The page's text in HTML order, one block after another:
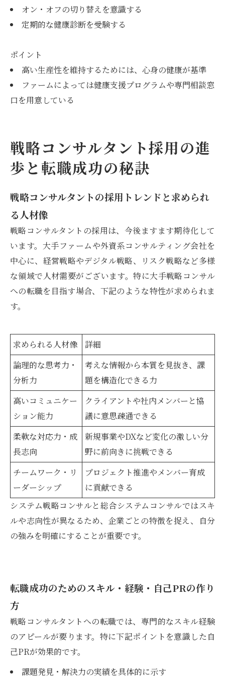
オン・オフの切り替えを意識する
定期的な健康診断を受験する
ポイント
高い生産性を維持するためには、心身の健康が基準
ファームによっては健康支援プログラムや専門相談窓
口を用意している
戦略コンサルタント採用の進
歩と転職成功の秘訣
戦略コンサルタントの採用トレンドと求められ
る人材像
戦略コンサルタントの採用は、今後ますます期待化して
います。大手ファームや外資系コンサルティング会社を
中心に、経営戦略やデジタル戦略、リスク戦略など多様
な領域で人材需要がございます。特に大手戦略コンサル
への転職を目指す場合、下記のような特性が求められま
す。
求められる人材像
詳細
論理的な思考力・
分析力
考えな情報から本質を見抜き、課
題を構造化できる力
高いコミュニケー
ション能力
クライアントや社内メンバーと協
議に意思疎通できる
柔軟な対応力・成
長志向
新規事業やDXなど変化の激しい分
野に前向きに挑戦できる
チームワーク・リ
ーダーシップ
プロジェクト推進やメンバー育成
に貢献できる
システム戦略コンサルと総合システムコンサルではスキ
ルや志向性が異なるため、企業ごとの特徴を捉え、自分
の強みを明確にすることが重要です。
転職成功のためのスキル・経験・自己PRの作り
方
戦略コンサルタントへの転職では、専門的なスキル経験
のアピールが要ります。特に下記ポイントを意識した自
己PRが効果的です。
課題発見・解決力の実績を具体的に示す